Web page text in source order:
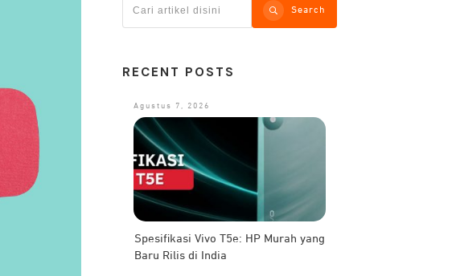
Search
RECENT POSTS
Agustus 7, 2026
Spesifikasi Vivo T5e: HP Murah yang
Baru Rilis di India